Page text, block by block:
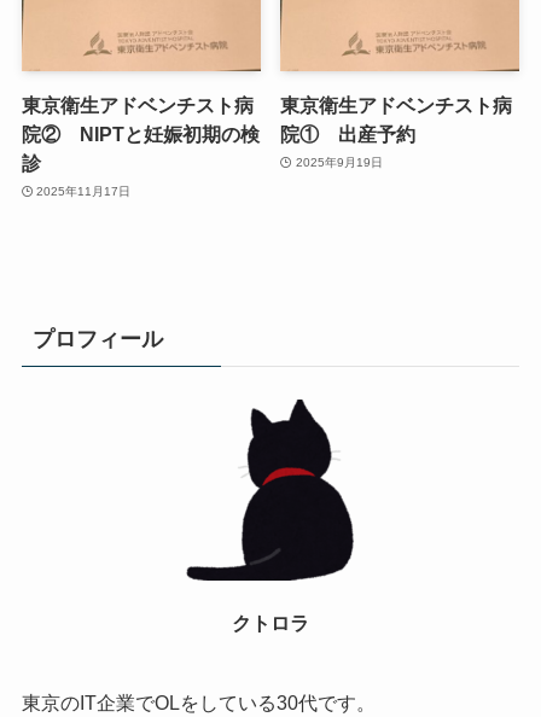
東京衛生アドベンチスト病
院② NIPTと妊娠初期の検
診
2025年11月17日
東京衛生アドベンチスト病
院① 出産予約
2025年9月19日
プロフィール
クトロラ
東京のIT企業でOLをしている30代です。